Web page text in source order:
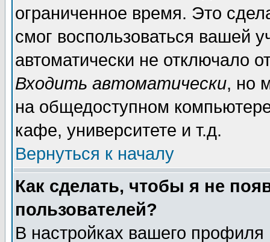
ограниченное время. Это
смог воспользоваться вашей
автоматически не отключало
Входить автоматически, но
на общедоступном
кафе, университете и т.д.
Вернуться к началу
Как сделать, чтобы я не
пользователей?
В настройках вашего